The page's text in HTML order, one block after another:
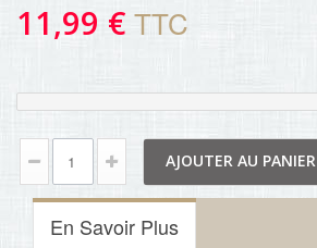
11,99 € TTC
AJOUTER AU PANIER
En Savoir Plus